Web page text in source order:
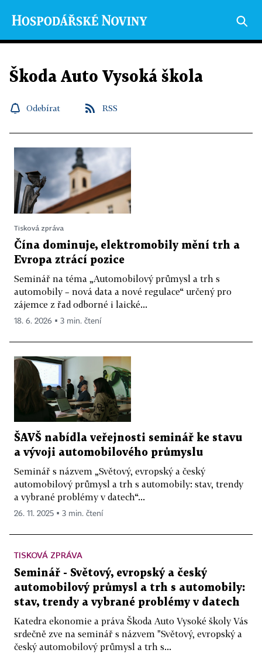
Škoda Auto Vysoká škola
Odebírat RSS
Tisková zpráva
Čína dominuje, elektromobily mění trh a
Evropa ztrácí pozice
Seminář na téma „Automobilový průmysl a trh s
automobily – nová data a nové regulace“ určený pro
zájemce z řad odborné i laické...
18. 6. 2026 ▪ 3 min. čtení
ŠAVŠ nabídla veřejnosti seminář ke stavu
a vývoji automobilového průmyslu
Seminář s názvem „Světový, evropský a český
automobilový průmysl a trh s automobily: stav, trendy
a vybrané problémy v datech“...
26. 11. 2025 ▪ 3 min. čtení
TISKOVÁ ZPRÁVA
Seminář - Světový, evropský a český
automobilový průmysl a trh s automobily:
stav, trendy a vybrané problémy v datech
Katedra ekonomie a práva Škoda Auto Vysoké školy Vás
srdečně zve na seminář s názvem "Světový, evropský a
český automobilový průmysl a trh s...